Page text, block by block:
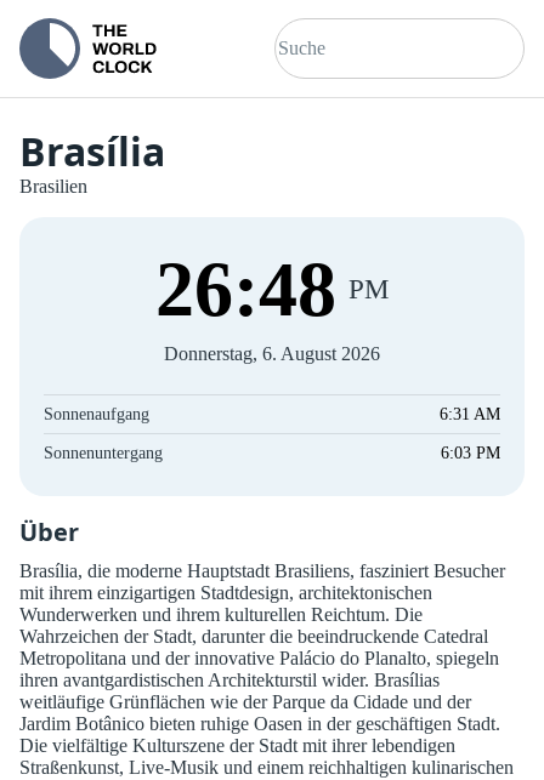
Brasília
Brasilien
26:48 PM
Donnerstag, 6. August 2026
Sonnenaufgang 6:31 AM
Sonnenuntergang 6:03 PM
Über
Brasília, die moderne Hauptstadt Brasiliens, fasziniert Besucher
mit ihrem einzigartigen Stadtdesign, architektonischen
Wunderwerken und ihrem kulturellen Reichtum. Die
Wahrzeichen der Stadt, darunter die beeindruckende Catedral
Metropolitana und der innovative Palácio do Planalto, spiegeln
ihren avantgardistischen Architekturstil wider. Brasílias
weitläufige Grünflächen wie der Parque da Cidade und der
Jardim Botânico bieten ruhige Oasen in der geschäftigen Stadt.
Die vielfältige Kulturszene der Stadt mit ihrer lebendigen
Straßenkunst, Live-Musik und einem reichhaltigen kulinarischen